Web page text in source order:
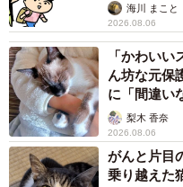
に走らせることができる
小さな才能が、たくさん
届く。将来、息子くんが
か……Twitterが作り出した
す。
海川 まこと
2026.08.06
「かわい
ん坊な元保
に「間違い
梨木 香奈
2026.08.06
がんと片目
乗り越えた